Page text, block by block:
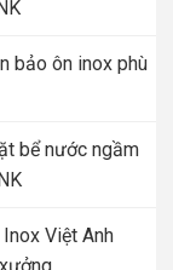
bảo ôn inox phù
bể nước ngầm
Việt Anh